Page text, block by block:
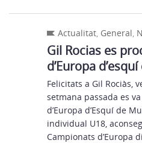
Actualitat, General,
Gil Rocias es
d’Europa
Felicitats a Gil Rociàs,
setmana passada es
d’Europa d’Esquí de
individual U18,
Campionats d’Europa